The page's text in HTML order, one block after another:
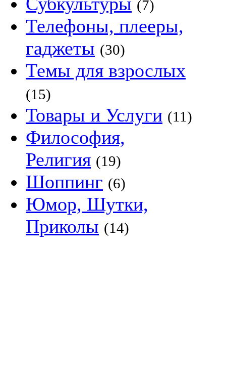
(7)
Телефоны, плееры,
гаджеты (30)
Темы для взрослых
(15)
Товары и Услуги (11)
Философия,
Религия (19)
Шоппинг (6)
Юмор, Шутки,
Приколы (14)